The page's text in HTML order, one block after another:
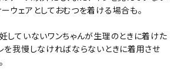
ウェアとしておむつを着ける場合も。
していないワンちゃんが生理のときに着けた
を我慢しなければならないときに着用させ